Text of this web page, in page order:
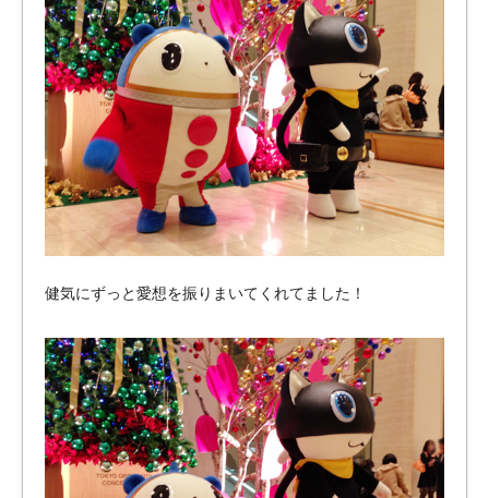
健気にずっと愛想を振りまいてくれてました！